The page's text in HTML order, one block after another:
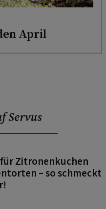
April
Servus
Zitronenkuchen
– so schmeckt